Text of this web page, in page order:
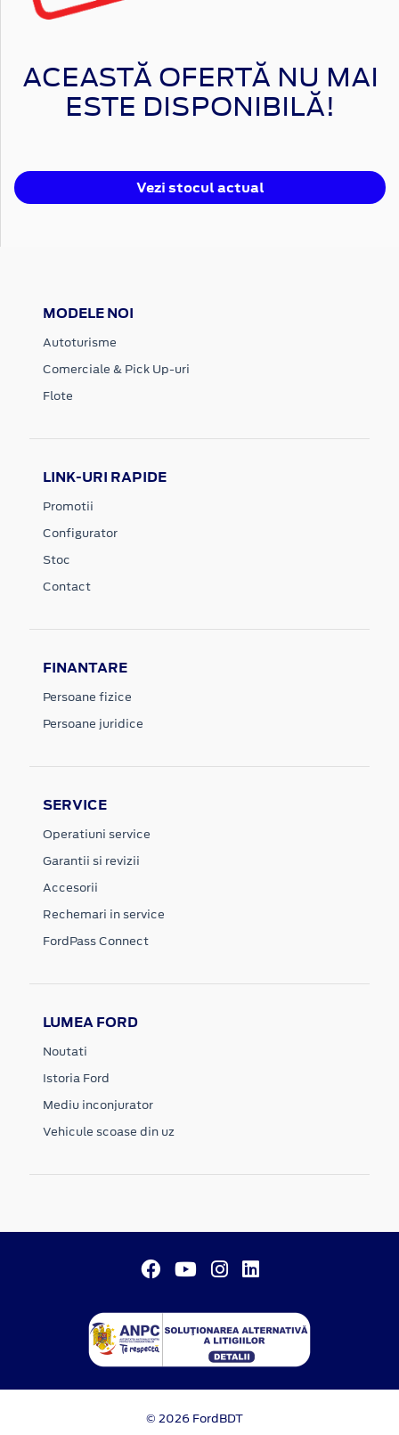
ACEASTĂ OFERTĂ NU MAI
ESTE DISPONIBILĂ!
Vezi stocul actual
MODELE NOI
Autoturisme
Comerciale & Pick Up-uri
Flote
LINK-URI RAPIDE
Promotii
Configurator
Stoc
Contact
FINANTARE
Persoane fizice
Persoane juridice
SERVICE
Operatiuni service
Garantii si revizii
Accesorii
Rechemari in service
FordPass Connect
LUMEA FORD
Noutati
Istoria Ford
Mediu inconjurator
Vehicule scoase din uz
© 2026 FordBDT